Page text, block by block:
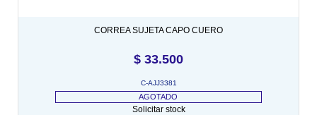
CORREA SUJETA CAPO CUERO
$ 33.500
C-AJJ3381
AGOTADO
Solicitar stock